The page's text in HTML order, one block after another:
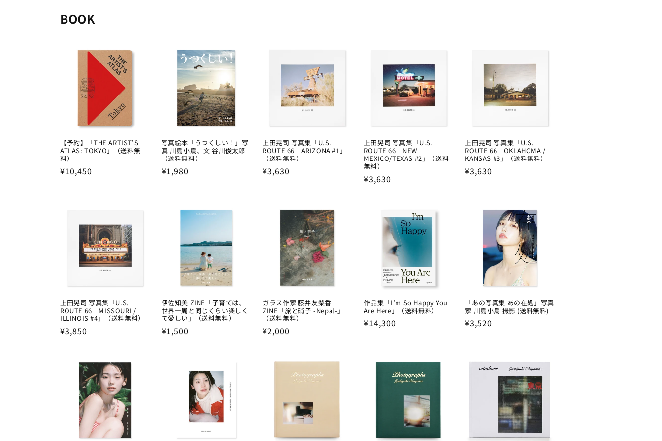
BOOK
【予約】「THE ARTIST’S
ATLAS: TOKYO」（送料無
料）
Regular
¥10,450
写真絵本「うつくしい！」写
真 川島小鳥、文 谷川俊太郎
（送料無料）
Regular
¥1,980
上田晃司 写真集「U.S.
ROUTE 66 ARIZONA #1」
（送料無料）
Regular
¥3,630
上田晃司 写真集「U.S.
ROUTE 66 NEW
MEXICO/TEXAS #2」（送料
無料）
Regular
¥3,630
上田晃司 写真集「U.S.
ROUTE 66 OKLAHOMA /
KANSAS #3」（送料無料）
Regular
¥3,630
上田晃司 写真集「U.S.
ROUTE 66 MISSOURI /
ILLINOIS #4」（送料無料）
Regular
¥3,850
伊佐知美 ZINE「子育ては、
世界一周と同じくらい楽しく
て愛しい」（送料無料）
Regular
¥1,500
ガラス作家 藤井友梨香
ZINE「旅と硝子 -Nepal-」
（送料無料）
Regular
¥2,000
作品集「I’m So Happy You
Are Here」（送料無料）
Regular
¥14,300
「あの写真集 あの在処」写真
家 川島小鳥 撮影 (送料無料)
Regular
¥3,520